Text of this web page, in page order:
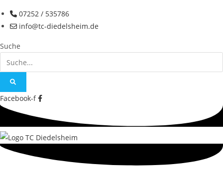
Zum
Inhalt
07252 / 535786
info@tc-diedelsheim.de
Suche
Facebook-f